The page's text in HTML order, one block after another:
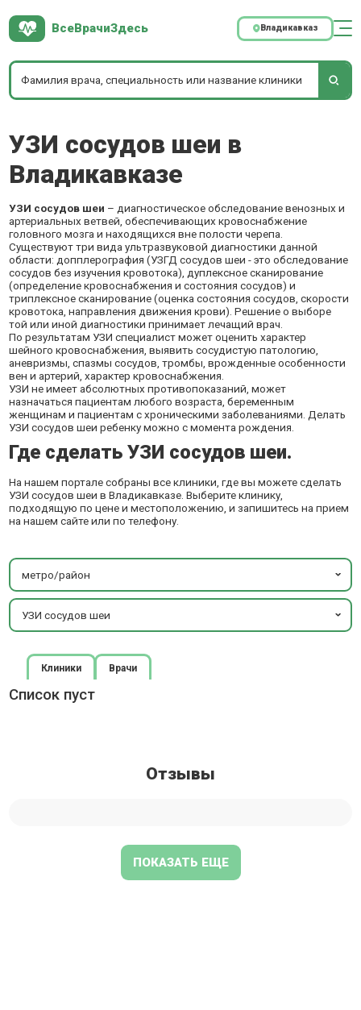
ВсеВрачиЗдесь Владикавказ
УЗИ сосудов шеи в
Владикавказе
УЗИ сосудов шеи – диагностическое обследование венозных и
артериальных ветвей, обеспечивающих кровоснабжение
головного мозга и находящихся вне полости черепа.
Существуют три вида ультразвуковой диагностики данной
области: допплерография (УЗГД сосудов шеи - это обследование
сосудов без изучения кровотока), дуплексное сканирование
(определение кровоснабжения и состояния сосудов) и
триплексное сканирование (оценка состояния сосудов, скорости
кровотока, направления движения крови). Решение о выборе
той или иной диагностики принимает лечащий врач.
По результатам УЗИ специалист может оценить характер
шейного кровоснабжения, выявить сосудистую патологию,
аневризмы, спазмы сосудов, тромбы, врожденные особенности
вен и артерий, характер кровоснабжения.
УЗИ не имеет абсолютных противопоказаний, может
назначаться пациентам любого возраста, беременным
женщинам и пациентам с хроническими заболеваниями. Делать
УЗИ сосудов шеи ребенку можно с момента рождения.
Где сделать УЗИ сосудов шеи.
На нашем портале собраны все клиники, где вы можете сделать
УЗИ сосудов шеи в Владикавказе. Выберите клинику,
подходящую по цене и местоположению, и запишитесь на прием
на нашем сайте или по телефону.
метро/район
УЗИ сосудов шеи
Клиники Врачи
Список пуст
Отзывы
ПОКАЗАТЬ ЕЩЕ